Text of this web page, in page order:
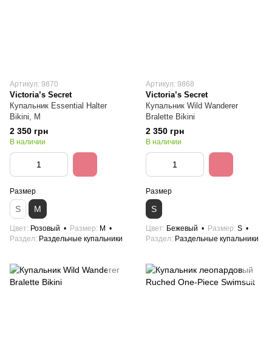
Артикул: 9870
Victoria’s Secret
Купальник Essential Halter
Bikini, M
2 350 грн
В наличии
Размер
S M
Цвет Розовый Размер
M
Раздел
Раздельные купальники
Артикул: 9868
Victoria’s Secret
Купальник Wild Wanderer
Bralette Bikini
2 350 грн
В наличии
Размер
S
Цвет Бежевый Размер S
Раздел
Раздельные купальники